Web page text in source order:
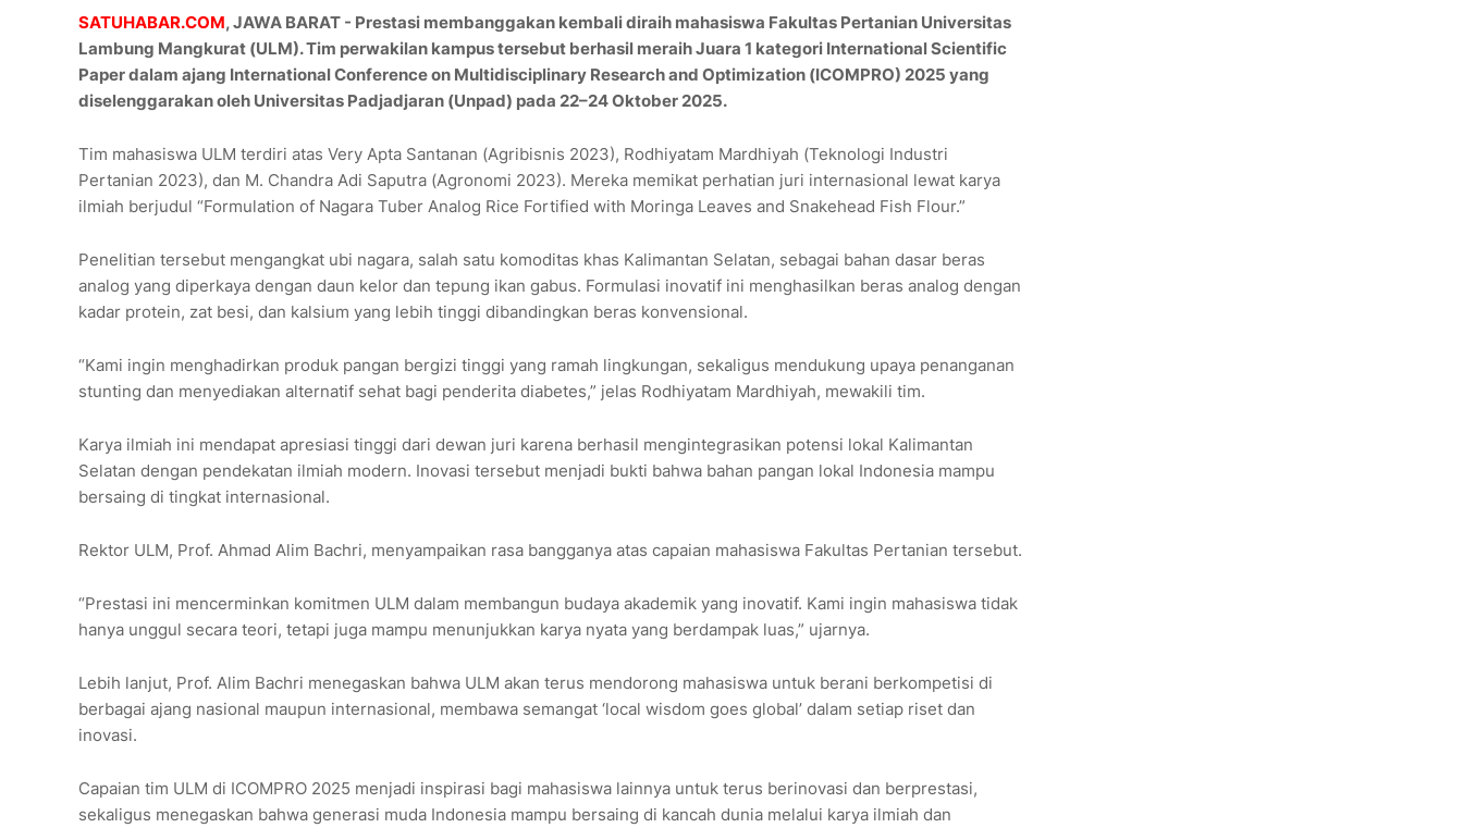
SATUHABAR.COM, JAWA BARAT - Prestasi membanggakan kembali diraih mahasiswa Fakultas Pertanian Universitas
Lambung Mangkurat (ULM). Tim perwakilan kampus tersebut berhasil meraih Juara 1 kategori International Scientific
Paper dalam ajang International Conference on Multidisciplinary Research and Optimization (ICOMPRO) 2025 yang
diselenggarakan oleh Universitas Padjadjaran (Unpad) pada 22–24 Oktober 2025.
Tim mahasiswa ULM terdiri atas Very Apta Santanan (Agribisnis 2023), Rodhiyatam Mardhiyah (Teknologi Industri
Pertanian 2023), dan M. Chandra Adi Saputra (Agronomi 2023). Mereka memikat perhatian juri internasional lewat karya
ilmiah berjudul “Formulation of Nagara Tuber Analog Rice Fortified with Moringa Leaves and Snakehead Fish Flour.”
Penelitian tersebut mengangkat ubi nagara, salah satu komoditas khas Kalimantan Selatan, sebagai bahan dasar beras
analog yang diperkaya dengan daun kelor dan tepung ikan gabus. Formulasi inovatif ini menghasilkan beras analog dengan
kadar protein, zat besi, dan kalsium yang lebih tinggi dibandingkan beras konvensional.
“Kami ingin menghadirkan produk pangan bergizi tinggi yang ramah lingkungan, sekaligus mendukung upaya penanganan
stunting dan menyediakan alternatif sehat bagi penderita diabetes,” jelas Rodhiyatam Mardhiyah, mewakili tim.
Karya ilmiah ini mendapat apresiasi tinggi dari dewan juri karena berhasil mengintegrasikan potensi lokal Kalimantan
Selatan dengan pendekatan ilmiah modern. Inovasi tersebut menjadi bukti bahwa bahan pangan lokal Indonesia mampu
bersaing di tingkat internasional.
Rektor ULM, Prof. Ahmad Alim Bachri, menyampaikan rasa bangganya atas capaian mahasiswa Fakultas Pertanian tersebut.
“Prestasi ini mencerminkan komitmen ULM dalam membangun budaya akademik yang inovatif. Kami ingin mahasiswa tidak
hanya unggul secara teori, tetapi juga mampu menunjukkan karya nyata yang berdampak luas,” ujarnya.
Lebih lanjut, Prof. Alim Bachri menegaskan bahwa ULM akan terus mendorong mahasiswa untuk berani berkompetisi di
berbagai ajang nasional maupun internasional, membawa semangat ‘local wisdom goes global’ dalam setiap riset dan
inovasi.
Capaian tim ULM di ICOMPRO 2025 menjadi inspirasi bagi mahasiswa lainnya untuk terus berinovasi dan berprestasi,
sekaligus menegaskan bahwa generasi muda Indonesia mampu bersaing di kancah dunia melalui karya ilmiah dan